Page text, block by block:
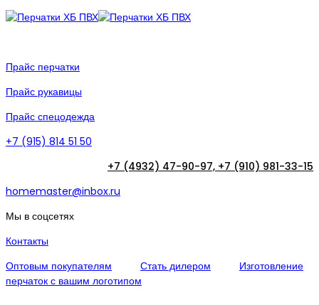
Прайс перчатки
Прайс рукавицы
Прайс спецодежда
+7 (915) 814 51 50
+7 (4932) 47-90-97, +7 (910) 981-33-15
homemaster@inbox.ru
Мы в соцсетях
Контакты
Оптовым покупателям
Стать дилером
Изготовление
перчаток с вашим логотипом